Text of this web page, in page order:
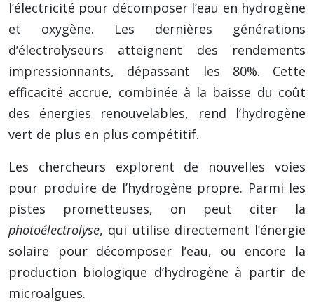
l’électricité pour décomposer l’eau en hydrogène
et oxygène. Les dernières générations
d’électrolyseurs atteignent des rendements
impressionnants, dépassant les 80%. Cette
efficacité accrue, combinée à la baisse du coût
des énergies renouvelables, rend l’hydrogène
vert de plus en plus compétitif.
Les chercheurs explorent de nouvelles voies
pour produire de l’hydrogène propre. Parmi les
pistes prometteuses, on peut citer la
photoélectrolyse, qui utilise directement l’énergie
solaire pour décomposer l’eau, ou encore la
production biologique d’hydrogène à partir de
microalgues.